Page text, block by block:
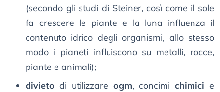
(secondo gli studi di Steiner, così come il sole
fa crescere le piante e la luna influenza il
contenuto idrico degli organismi, allo stesso
modo i pianeti influiscono su metalli, rocce,
piante e animali);
divieto di utilizzare ogm, concimi chimici e